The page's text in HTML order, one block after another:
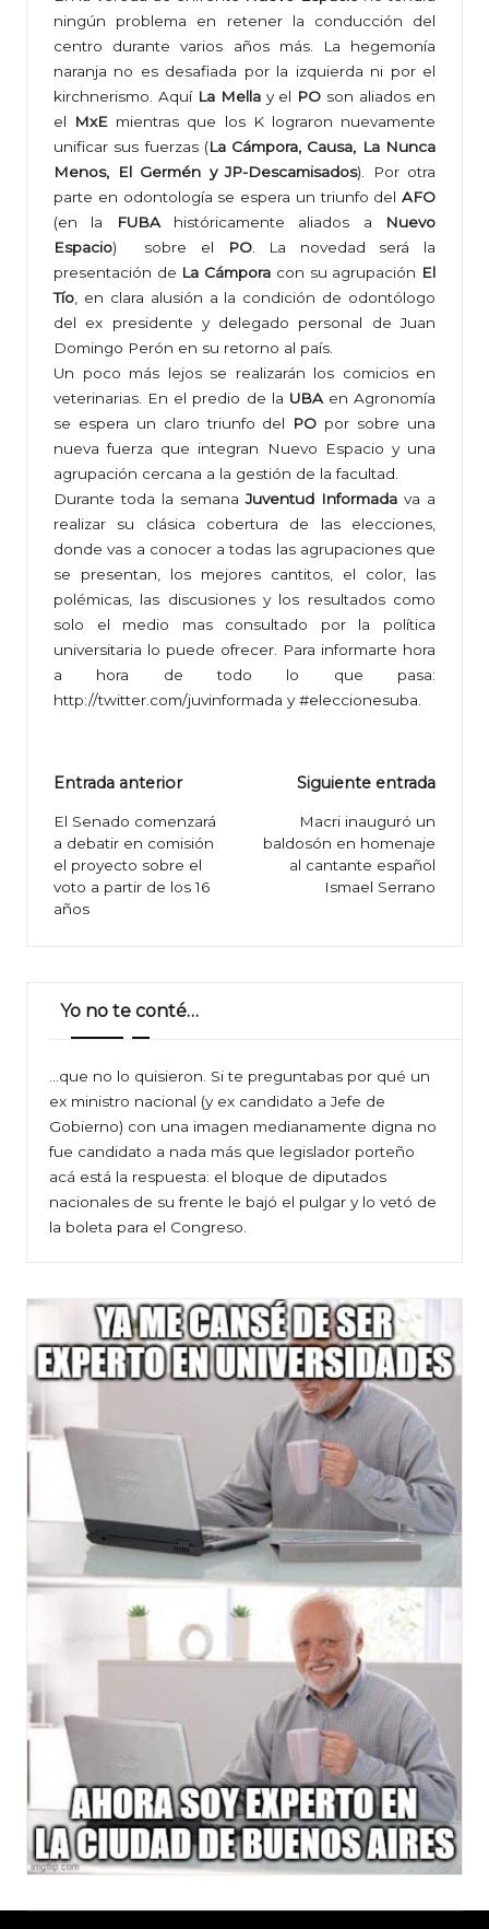
ningún problema en retener la conducción del
centro durante varios años más. La hegemonía
naranja no es desafiada por la izquierda ni por el
kirchnerismo. Aquí La Mellay el PO son aliados en
el
MxE mientras que los K lograron nuevamente
unificar sus fuerzas (La Cámpora, Causa, La Nunca
Menos, El Germén y JP-Descamisados). Por otra
parte en odontología se espera un triunfo del AFO
(en la
FUBAhistóricamente aliados a
Nuevo
Espacio) sobre el PO. La novedad será la
presentación de La Cámpora con su agrupación El
Tío , en clara alusión a la condición de odontólogo
del ex presidente y delegado personal de Juan
Domingo Perón en su retorno al país.
Un poco más lejos se realizarán los comicios en
veterinarias. En el predio de la UBAen Agronomía
se espera un claro triunfo del
PO por sobre una
nueva fuerza que integran Nuevo Espacio y una
agrupación cercana a la gestión de la facultad.
Durante toda la semanaJuventud Informada va a
realizar su clásica cobertura de las elecciones,
donde vas a conocer a todas las agrupaciones que
se presentan, los mejores cantitos, el color, las
polémicas, las discusiones y los resultados como
solo el medio mas consultado por la política
universitaria lo puede ofrecer. Para informarte hora
a hora de todo lo que pasa:
http://twitter.com/juvinformada y #eleccionesuba.
Navegación
de
entradas
Entrada anterior
El Senado comenzará
a debatir en comisión
el proyecto sobre el
voto a partir de los 16
años
Siguiente entrada
Macri inauguró un
baldosón en homenaje
al cantante español
Ismael Serrano
Yo no te conté…
…que no lo quisieron. Si te preguntabas por qué un
ex ministro nacional (y ex candidato a Jefe de
Gobierno) con una imagen medianamente digna no
fue candidato a nada más que legislador porteño
acá está la respuesta: el bloque de diputados
nacionales de su frente le bajó el pulgar y lo vetó de
la boleta para el Congreso.